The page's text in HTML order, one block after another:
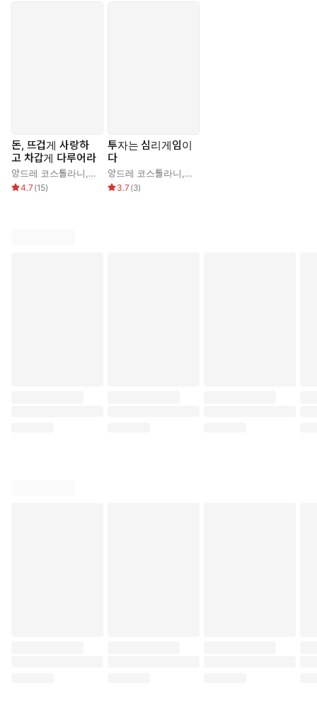
돈, 뜨겁게 사랑하
고 차갑게 다루어라
앙드레 코스톨라니, 한윤진
4.7 (15)
투자는 심리게임이
다
앙드레 코스톨라니, 정진상
3.7 (3)